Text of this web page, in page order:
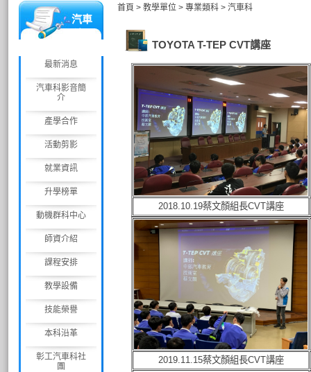
汽車
最新消息
汽車科影音簡
介
產學合作
活動剪影
就業資訊
升學榜單
動機群科中心
師資介紹
課程安排
教學設備
技能榮譽
本科沿革
彰工汽車科社
團
首頁 > 教學單位 > 專業類科 > 汽車科
TOYOTA T-TEP CVT講座
2018.10.19蔡文顏組長CVT講座
2019.11.15蔡文顏組長CVT講座